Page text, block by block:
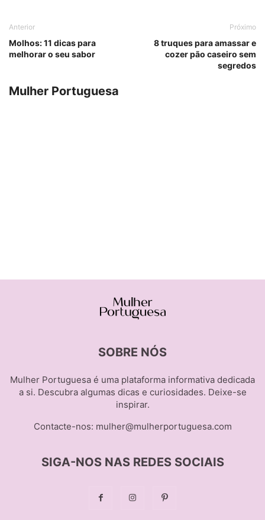
Anterior
Molhos: 11 dicas para
melhorar o seu sabor
Próximo
8 truques para amassar e
cozer pão caseiro sem
segredos
Mulher Portuguesa
SOBRE NÓS
Mulher Portuguesa é uma plataforma informativa dedicada
a si. Descubra algumas dicas e curiosidades. Deixe-se
inspirar.
Contacte-nos: mulher@mulherportuguesa.com
SIGA-NOS NAS REDES SOCIAIS